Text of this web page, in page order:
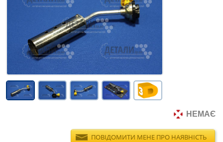
НЕМАЄ
ПОВІДОМИТИ МЕНЕ ПРО НАЯВНІСТЬ